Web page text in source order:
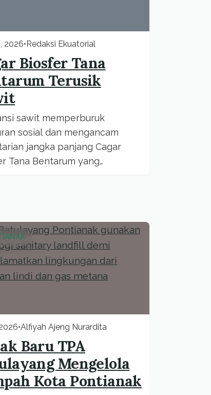
2026•Redaksi Ekuatorial
Biosfer Tana
Terusik
sawit memperburuk
sosial dan mengancam
jangka panjang Cagar
Tana Bentarum yang
•Alfiyah Ajeng Nurardita
Baru TPA
Mengelola
Kota Pontianak